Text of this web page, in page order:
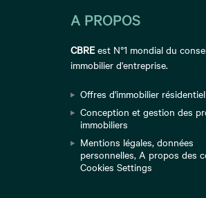
A PROPOS
CBRE est N°1 mondial du
immobilier d'entreprise.
Offres d'immobilier résidentiel
Conception et gestion des
immobiliers
Mentions légales, données
personnelles, A propos des
Cookies Settings